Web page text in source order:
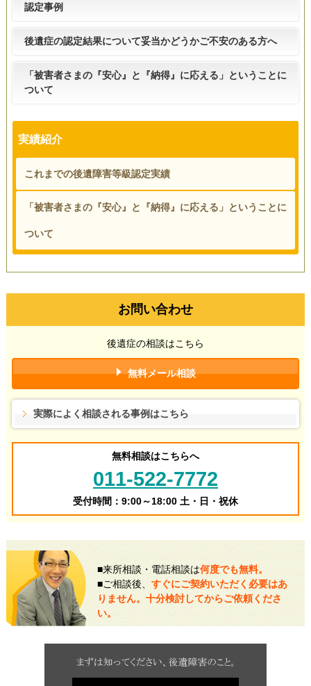
認定事例
後遺症の認定結果について妥当かどうかご不安のある方へ
「被害者さまの『安心』と『納得』に応える」ということに
ついて
実績紹介
これまでの後遺障害等級認定実績
「被害者さまの『安心』と『納得』に応える」ということに
ついて
お問い合わせ
後遺症の相談はこちら
無料メール相談
実際によく相談される事例はこちら
無料相談はこちらへ
011-522-7772
受付時間：9:00～18:00 土・日・祝休
■来所相談・電話相談は何度でも無料。
■ご相談後、 すぐにご契約いただく必要はあ
りません。十分検討してからご依頼くださ
い。